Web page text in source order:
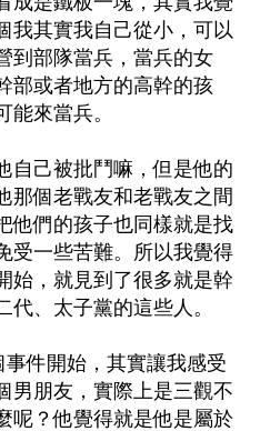
我其實我自己從小，可以
到部隊當兵，當兵的女
部或者地方的高幹的孩
來當兵。
自己被批鬥嘛，但是他的
那個老戰友和老戰友之間
他們的孩子也同樣就是找
受一些苦難。所以我覺得
始，就見到了很多就是幹
、太子黨的這些人。
件開始，其實讓我感受
男朋友，實際上是三觀不
呢？他覺得就是他是屬於